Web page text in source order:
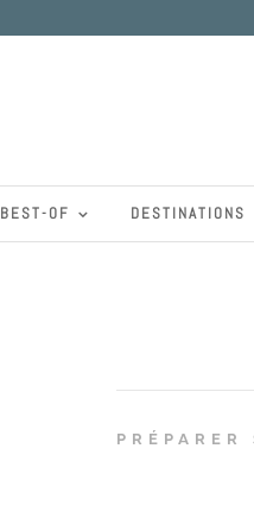
BEST-OF DESTINATIONS